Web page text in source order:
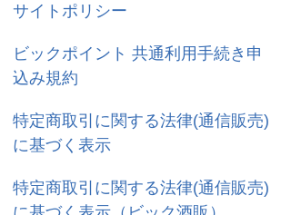
サイトポリシー
ビックポイント 共通利用手続き申
込み規約
特定商取引に関する法律(通信販売)
に基づく表示
特定商取引に関する法律(通信販売)